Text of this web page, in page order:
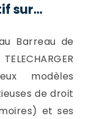
sur...
Barreau de
modèles
de droit
et ses